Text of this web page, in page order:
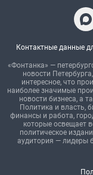
Контактные данные
«Фонтанка» —
новости
интересное, что
наиболее значимые
новости бизнеса, а
Политика и власть,
финансы и работа,
которые освещает
политическое
аудитория — лидеры